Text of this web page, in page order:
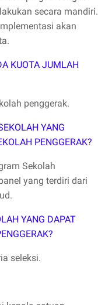
secara mandiri.
akan
KUOTA JUMLAH
penggerak.
YANG
PENGGERAK?
Sekolah
yang terdiri dari
YANG DAPAT
seleksi.